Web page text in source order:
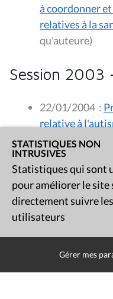
à coordonner
relatives à la
qu'auteure)
Session
22/01/2004 :
relative à
STATISTIQUES NON
INTRUSIVES
Statistiques qui sont
pour améliorer le site
directement suivre les
utilisateurs
Gérer mes